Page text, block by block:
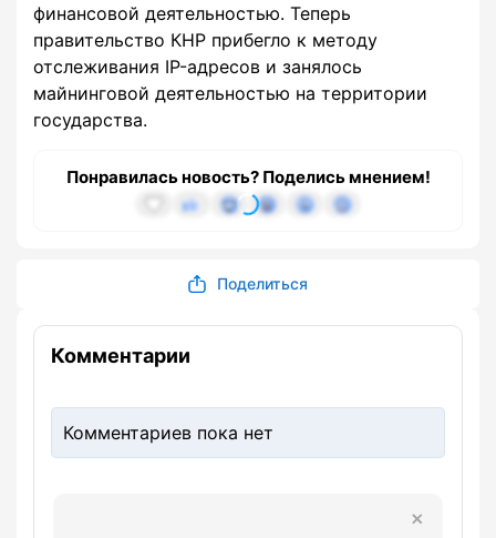
финансовой деятельностью. Теперь
правительство КНР прибегло к методу
отслеживания IP-адресов и занялось
майнинговой деятельностью на территории
государства.
Понравилась новость? Поделись мнением!
Поделиться
Комментарии
Комментариев пока нет